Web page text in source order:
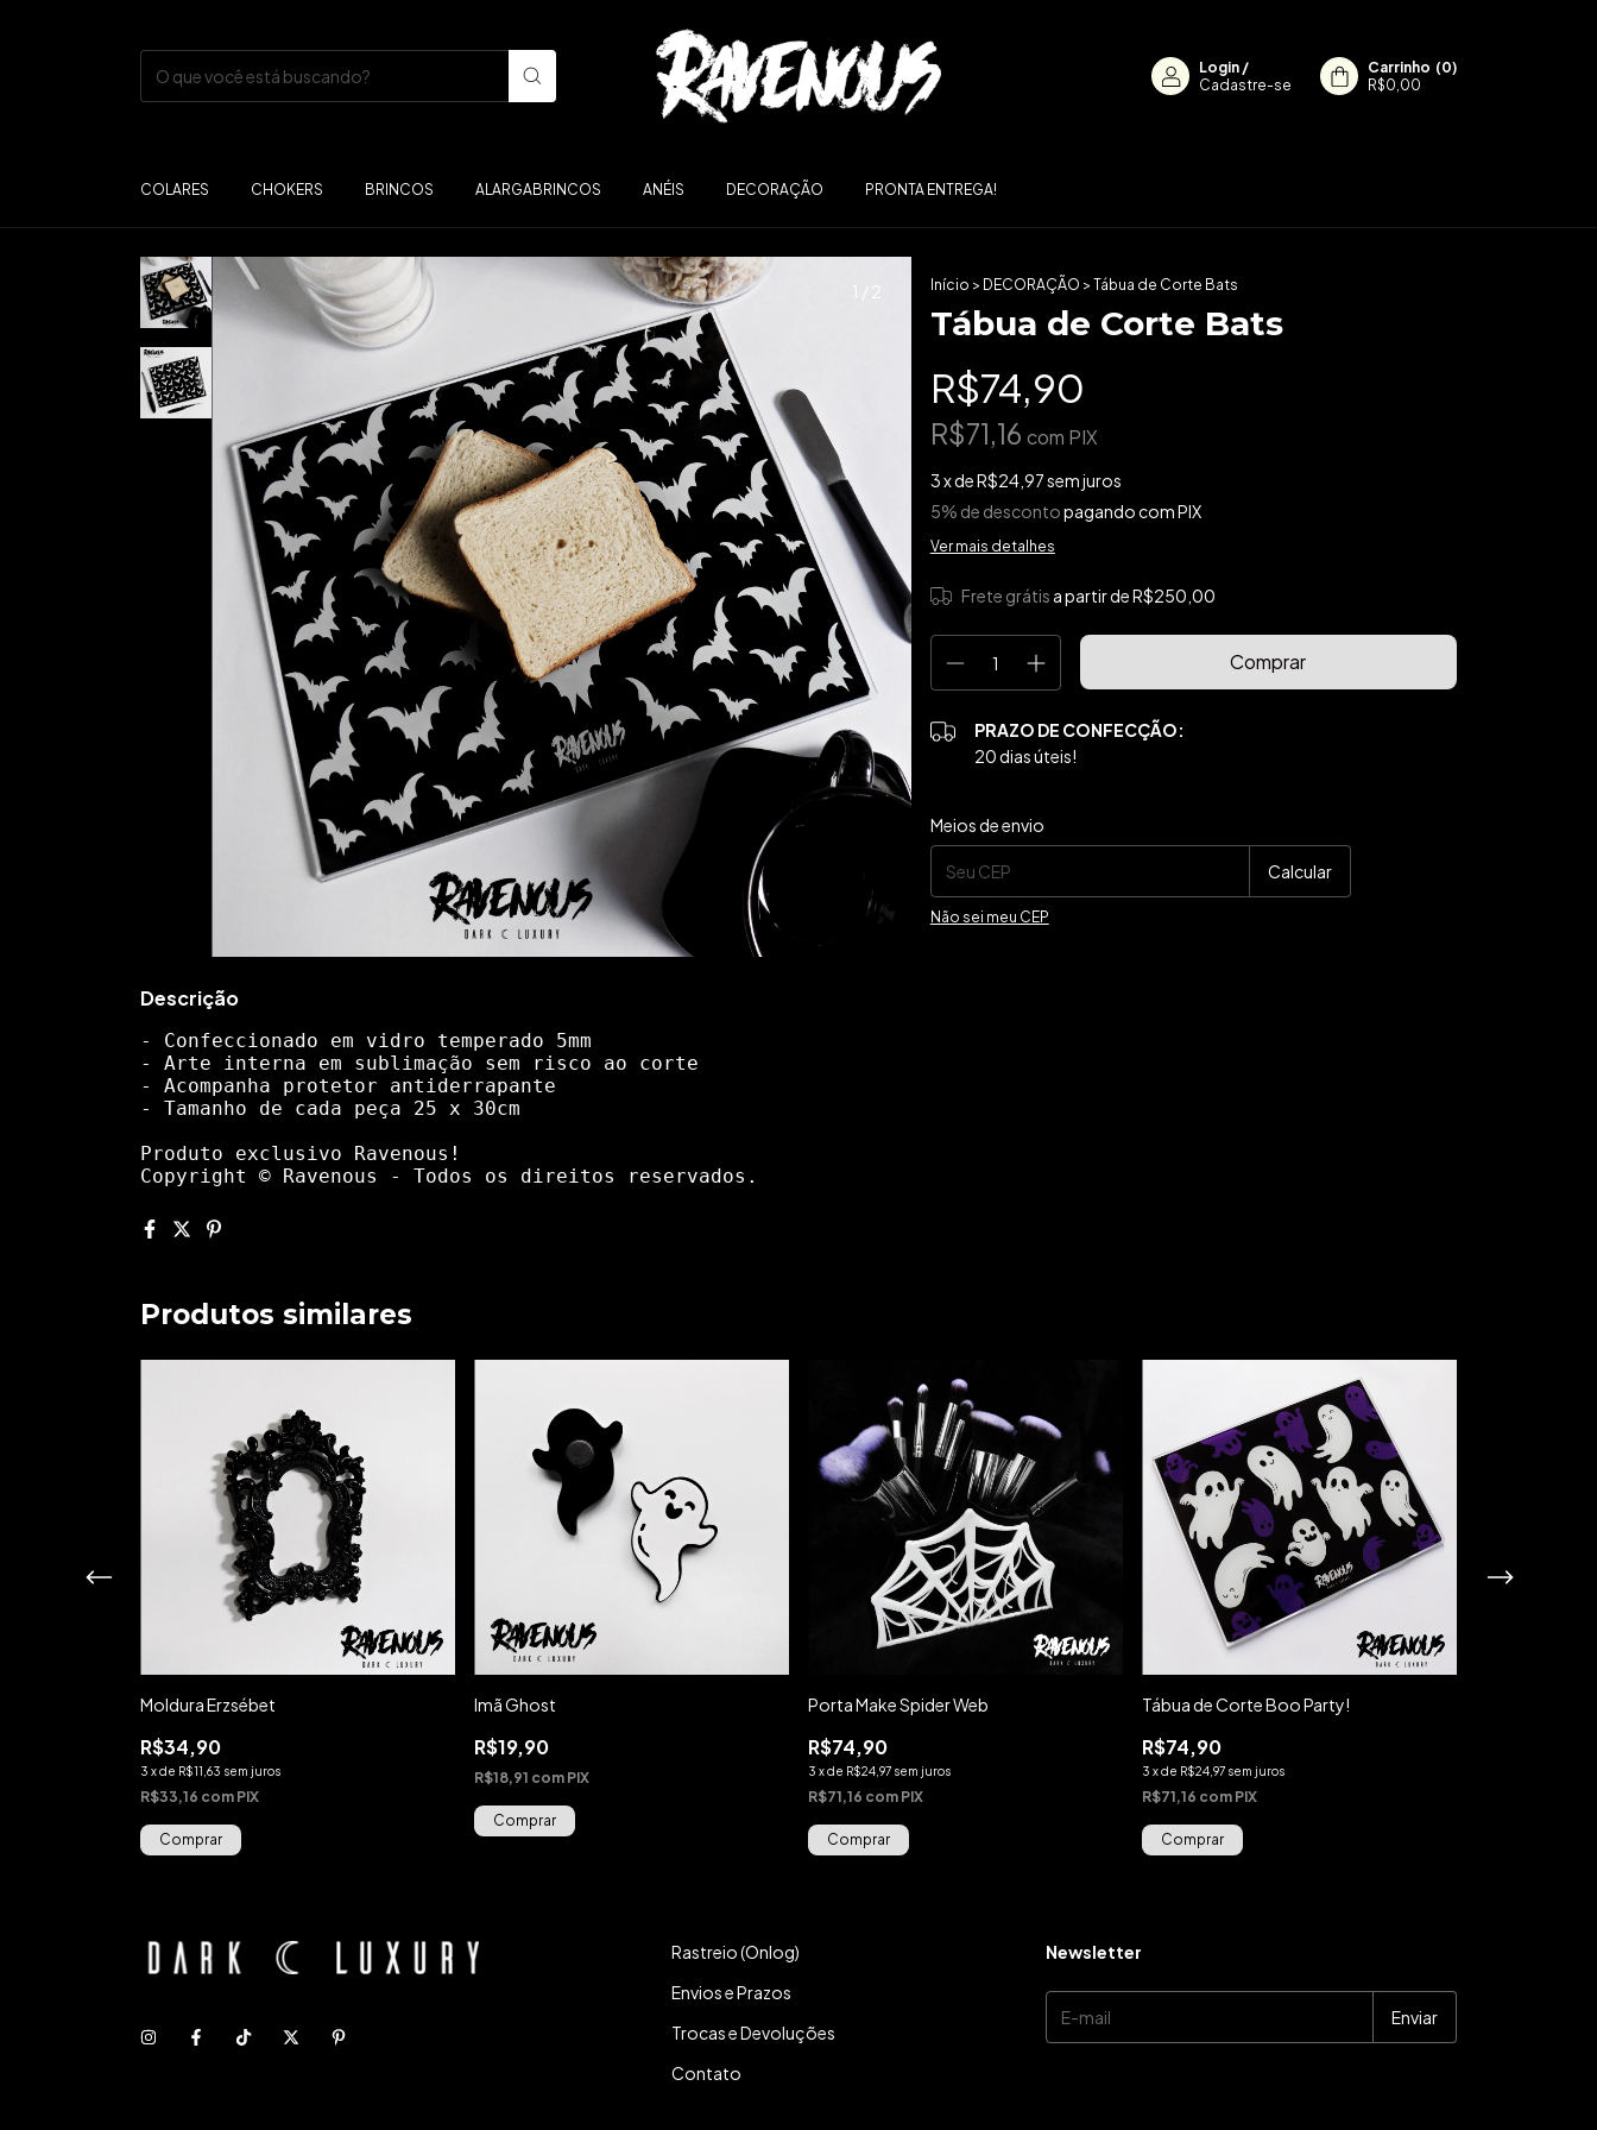
Login /
Cadastre-se
Carrinho (0)
R$0,00
COLARES CHOKERS BRINCOS ALARGABRINCOS ANÉIS DECORAÇÃO PRONTA ENTREGA!
1 / 2 Início > DECORAÇÃO > Tábua de Corte Bats
Tábua de Corte Bats
R$74,90
R$71,16 com PIX
3x deR$24,97sem juros
5% de descontopagando com PIX
Ver mais detalhes
Frete grátis a partir deR$250,00
PRAZO DE CONFECÇÃO:
20 dias úteis!
Entregas para o CEP:
Meios de envio
Calcular
Não sei meu CEP
Descrição
- Confeccionado em vidro temperado 5mm
- Arte interna em sublimação sem risco ao corte
- Acompanha protetor antiderrapante
- Tamanho de cada peça 25 x 30cm
Produto exclusivo Ravenous!
Copyright © Ravenous - Todos os direitos reservados.
Produtos similares
Moldura Erzsébet
R$34,90
3 xde R$11,63 sem juros
R$33,16 com PIX
Imã Ghost
R$19,90
R$18,91 com PIX
Porta Make Spider Web
R$74,90
3 xde R$24,97 sem juros
R$71,16 com PIX
Tábua de Corte Boo Party!
R$74,90
3 xde R$24,97 sem juros
R$71,16 com PIX
Rastreio (Onlog)
Envios e Prazos
Trocas e Devoluções
Contato
Newsletter